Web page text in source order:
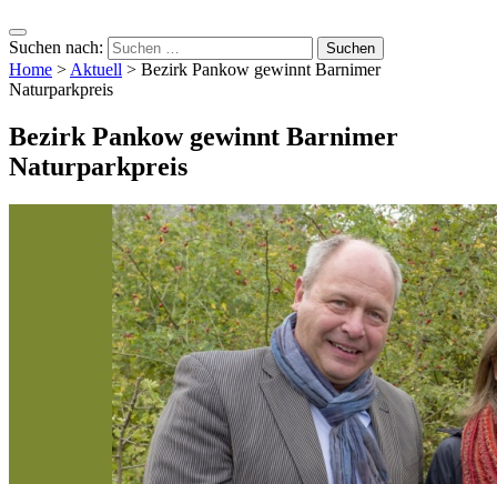
Suchen nach:
Home >Aktuell > Bezirk Pankow gewinnt Barnimer
Naturparkpreis
Bezirk Pankow gewinnt Barnimer
Naturparkpreis